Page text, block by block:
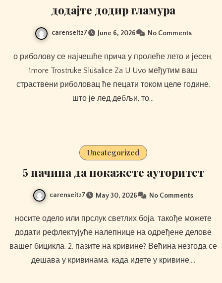
додајте додир гламура
carenseitz7 June 6, 2026 No Comments
о риболову се најчешће прича у пролеће лето и јесен,
1more Trostruke Slušalice Za U Uvo међутим ваш
страствени риболовац ће пецати током целе године.
што је лед дебљи, то…
Uncategorized
5 начина да покажете ауторитет
carenseitz7 May 30, 2026 No Comments
носите одело или прслук светлих боја. такође можете
додати рефлектујуће налепнице на одређене делове
вашег бицикла. 2. пазите на кривине? Већина незгода се
дешава у кривинама. када идете у кривине,…